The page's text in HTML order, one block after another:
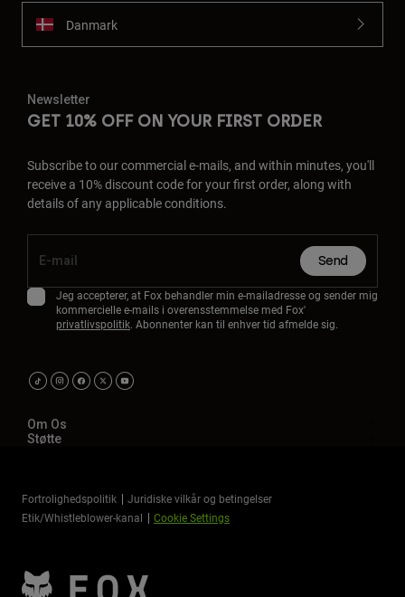
Danmark
Newsletter
GET 10% OFF ON YOUR FIRST ORDER
Subscribe to our commercial e-mails, and within minutes, you'll
receive a 10% discount code for your first order, along with
details of any applicable conditions.
Send
Jeg accepterer, at Fox behandler min e-mailadresse og sender mig
kommercielle e-mails i overensstemmelse med Fox'
privatlivspolitik. Abonnenter kan til enhver tid afmelde sig.
Om Os
Støtte
Fortrolighedspolitik
Juridiske vilkår og betingelser
Etik/Whistleblower-kanal
Cookie Settings